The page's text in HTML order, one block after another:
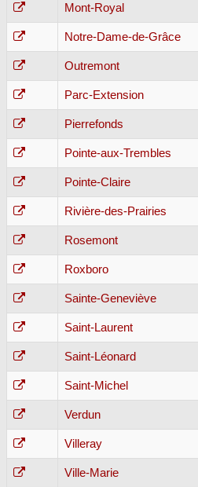
Mont-Royal
Notre-Dame-de-Grâce
Outremont
Parc-Extension
Pierrefonds
Pointe-aux-Trembles
Pointe-Claire
Rivière-des-Prairies
Rosemont
Roxboro
Sainte-Geneviève
Saint-Laurent
Saint-Léonard
Saint-Michel
Verdun
Villeray
Ville-Marie